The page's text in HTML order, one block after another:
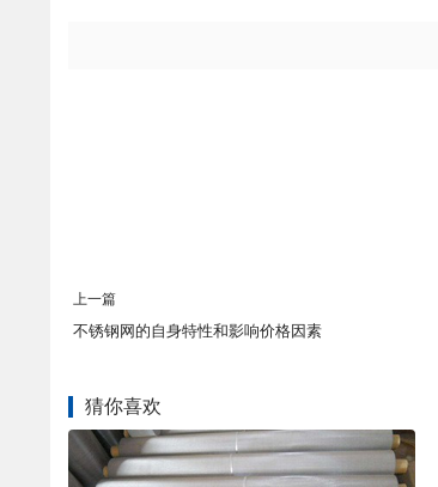
上一篇
不锈钢网的自身特性和影响价格因素
猜你喜欢